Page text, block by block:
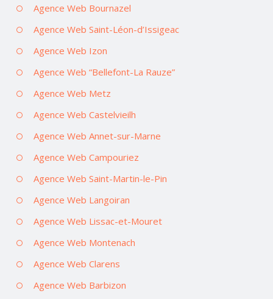
Agence Web Bournazel
Agence Web Saint-Léon-d’Issigeac
Agence Web Izon
Agence Web “Bellefont-La Rauze”
Agence Web Metz
Agence Web Castelvieilh
Agence Web Annet-sur-Marne
Agence Web Campouriez
Agence Web Saint-Martin-le-Pin
Agence Web Langoiran
Agence Web Lissac-et-Mouret
Agence Web Montenach
Agence Web Clarens
Agence Web Barbizon